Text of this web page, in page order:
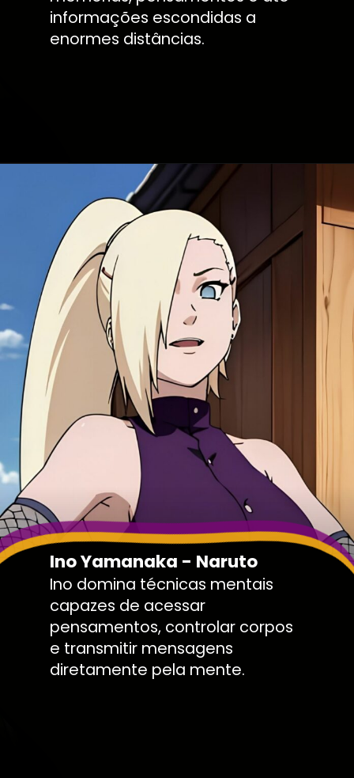
informações escondidas a
enormes distâncias.
Ino Yamanaka - Naruto
Ino domina técnicas mentais
capazes de acessar
pensamentos, controlar corpos
e transmitir mensagens
diretamente pela mente.